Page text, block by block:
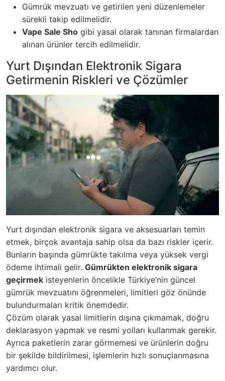
Gümrük mevzuatı ve getirilen yeni düzenlemeler
sürekli takip edilmelidir.
Vape Sale Sho gibi yasal olarak tanınan firmalardan
alınan ürünler tercih edilmelidir.
Yurt Dışından Elektronik Sigara
Getirmenin Riskleri ve Çözümler
Yurt dışından elektronik sigara ve aksesuarları temin
etmek, birçok avantaja sahip olsa da bazı riskler içerir.
Bunların başında gümrükte takılma veya yüksek vergi
ödeme ihtimali gelir. Gümrükten elektronik sigara
geçirmek isteyenlerin öncelikle Türkiye’nin güncel
gümrük mevzuatını öğrenmeleri, limitleri göz önünde
bulundurmaları kritik önemdedir.
Çözüm olarak yasal limitlerin dışına çıkmamak, doğru
deklarasyon yapmak ve resmi yolları kullanmak gerekir.
Ayrıca paketlerin zarar görmemesi ve ürünlerin doğru
bir şekilde bildirilmesi, işlemlerin hızlı sonuçlanmasına
yardımcı olur.